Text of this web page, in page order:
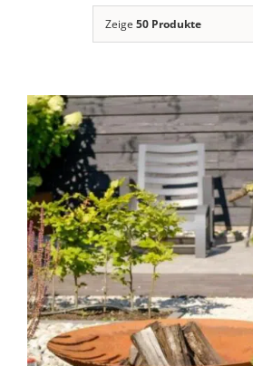
Zeige 50 Produkte
AUSFÜHRUNG WÄHLEN
DETAILS